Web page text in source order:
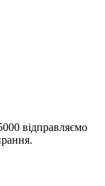
відправляємо